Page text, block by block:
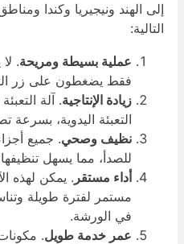
إلى الهند ونيجيريا وكندا ومناطق
التالية:
عملية بسيطة ومريحة . لا
فقط يضغطون على زر
زيادة الإنتاجية. آلة التعبئة
التعبئة اليدوية، بسرعة تصل إلى 80 كيس/
نظيف وصحي. جميع أجزاء
للصدأ، مما يسهل تنظيفها
أداء مستقر. يمكن لهذه الآلة
مستمر لفترة طويلة وتناسب
في الورشة.
عمر خدمة طويل. مكونات